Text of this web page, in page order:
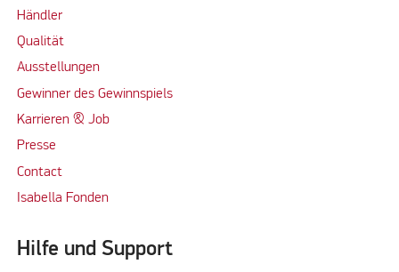
Händler
Qualität
Ausstellungen
Gewinner des Gewinnspiels
Karrieren & Job
Presse
Contact
Isabella Fonden
Hilfe und Support